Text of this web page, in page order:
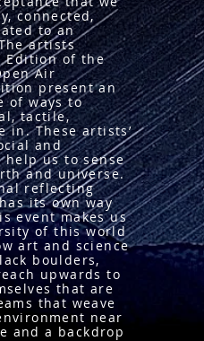
connected,
to an
artists
of the
Air
present an
of ways to
tactile,
in. These artists’
and
help us to sense
and universe.
reflecting
its own way
event makes us
of this world
art and science
boulders,
upwards to
that are
that weave
near
and a backdrop